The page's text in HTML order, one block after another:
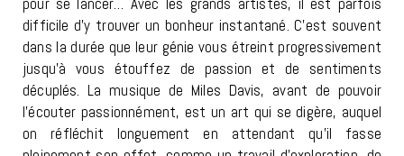
difficile d’y trouver un bonheur instantané. C’est souvent
dans la durée que leur génie vous étreint progressivement
jusqu’à vous étouffez de passion et de sentiments
décuplés. La musique de Miles Davis, avant de pouvoir
l’écouter passionnément, est un art qui se digère, auquel
on réfléchit longuement en attendant qu’il fasse